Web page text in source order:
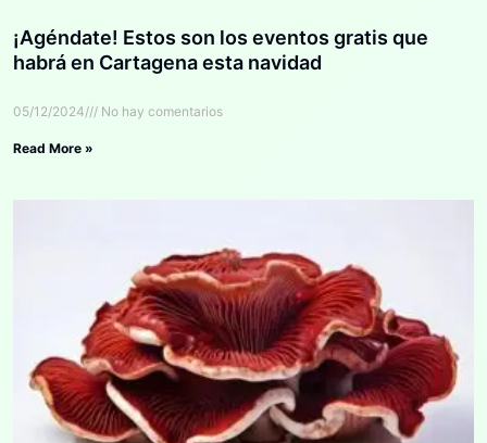
¡Agéndate! Estos son los eventos gratis que
habrá en Cartagena esta navidad
05/12/2024 No hay comentarios
Read More »